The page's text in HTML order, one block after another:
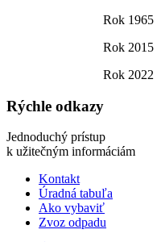
Rok 1965
Rok 2015
Rok 2022
Rýchle odkazy
Jednoduchý prístup
k užitečným informáciám
Kontakt
Úradná tabuľa
Ako vybaviť
Zvoz odpadu